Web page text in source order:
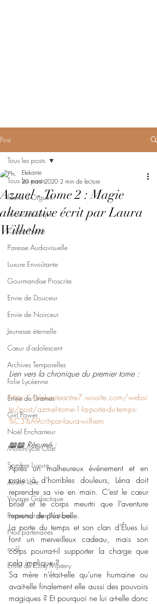
Post
Tous les posts
Féerie d'Orgueil
Avarice Ludique
Colère Noire
Paresse Audiovisuelle
Luxure Envoûtante
Gourmandise Proscrite
Envie de Douceur
Envie de Noirceur
Jeunesse éternelle
Cœur d'adolescent
Archives Temporelles
Folie Lycéenne
Envie de Drames
Girl Power
Noël Enchanteur
Motorcycle Club
Sombre Luxure
Audio libre
Voyage Galactique
Protecteur des Nations
Nos partenaires
noêl
Envie de Cosy Mystery
Tous les posts
Azmel - Tome 2 : Magie
alternative écrit par Laura
Wilhelm
Elekante
20 mars 2020 2 min de lecture
Lien vers la chronique du premier tome :
https://elekanteantre7.wixsite.com/websi
te/post/azmel-tome-1-la-porte-du-temps-
%C3%A9crit-par-laura-wilhem
📖📖 Résumé :
Après un malheureux événement et en
proie à d’horribles douleurs, Léna doit
reprendre sa vie en main. C’est le cœur
brisé et le corps meurtri que l’aventure
reprend de plus belle.
La porte du temps et son clan d’Élues lui
font un merveilleux cadeau, mais son
corps pourra-t-il supporter la charge que
cela implique ?
Sa mère n’était-elle qu’une humaine ou
avait-elle finalement elle aussi des pouvoirs
magiques ? Et pourquoi ne lui a-t-elle donc